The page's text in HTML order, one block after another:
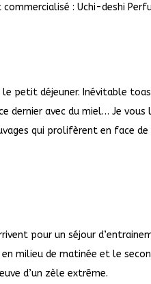
: Uchi-deshi
le petit déjeuner. Inévitable
dernier avec du miel… Je vous
qui prolifèrent en face de
pour un séjour
milieu de matinée et le
d’un zèle extrême.